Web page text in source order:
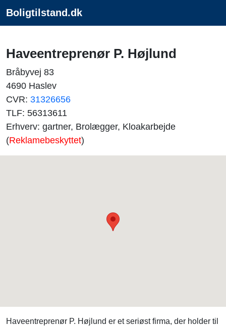
Boligtilstand.dk
Haveentreprenør P. Højlund
Bråbyvej 83
4690 Haslev
CVR: 31326656
TLF: 56313611
Erhverv: gartner, Brolægger, Kloakarbejde
(Reklamebeskyttet)
Haveentreprenør P. Højlund er et seriøst firma, der holder til